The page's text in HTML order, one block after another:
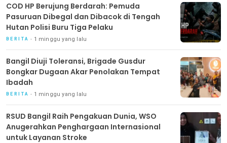
COD HP Berujung Berdarah: Pemuda
Pasuruan Dibegal dan Dibacok di Tengah
Hutan Polisi Buru Tiga Pelaku
BERITA 1 minggu yang lalu
Bangil Diuji Toleransi, Brigade Gusdur
Bongkar Dugaan Akar Penolakan Tempat
Ibadah
BERITA 1 minggu yang lalu
RSUD Bangil Raih Pengakuan Dunia, WSO
Anugerahkan Penghargaan Internasional
untuk Layanan Stroke